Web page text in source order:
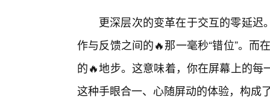
更深层次的变革在于交互的零延
作与反馈之间的🔥那一毫秒“错位”。而
的🔥地步。这意味着，你在屏幕上的
这种手眼合一、心随屏动的体验，构成